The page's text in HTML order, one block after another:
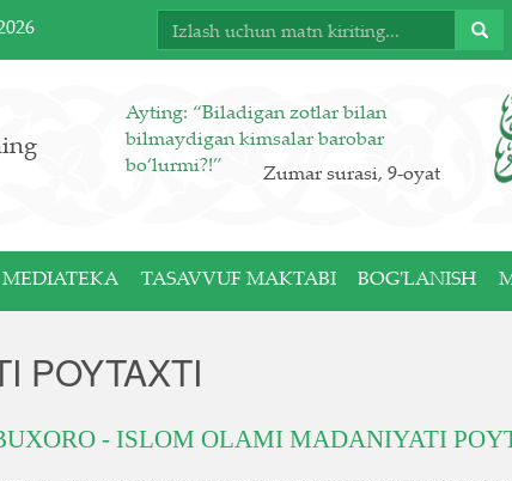
Ayting: “Biladigan zotlar bilan
bilmaydigan kimsalar barobar
bo‘lurmi?!”
Zumar surasi, 9-oyat
MEDIATEKA TASAVVUF MAKTABI BOG'LANISH
POYTAXTI
- ISLOM OLAMI MADANIYATI